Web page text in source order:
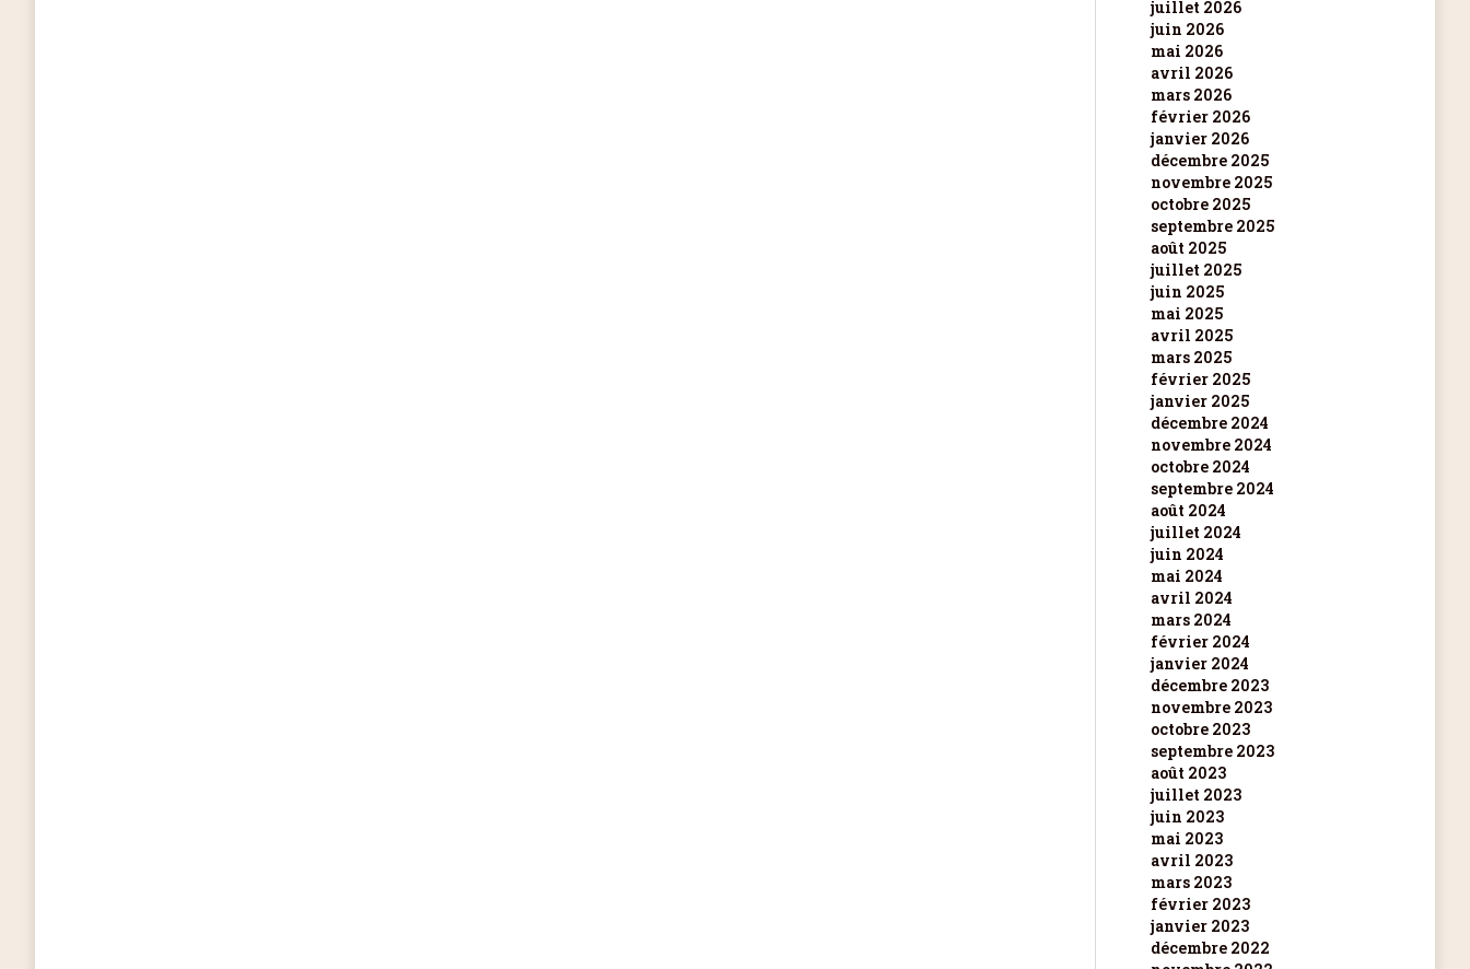
juillet 2026
juin 2026
mai 2026
avril 2026
mars 2026
février 2026
janvier 2026
décembre 2025
novembre 2025
octobre 2025
septembre 2025
août 2025
juillet 2025
juin 2025
mai 2025
avril 2025
mars 2025
février 2025
janvier 2025
décembre 2024
novembre 2024
octobre 2024
septembre 2024
août 2024
juillet 2024
juin 2024
mai 2024
avril 2024
mars 2024
février 2024
janvier 2024
décembre 2023
novembre 2023
octobre 2023
septembre 2023
août 2023
juillet 2023
juin 2023
mai 2023
avril 2023
mars 2023
février 2023
janvier 2023
décembre 2022